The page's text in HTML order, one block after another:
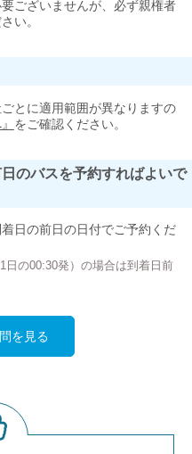
ございませんが、必ず親権者
い。
とに適用範囲が異なりますの
をご確認ください。
のバスを予約すればよいで
日の前日の日付でご予約くだ
日の00:30発）の場合は到着日前
を見る